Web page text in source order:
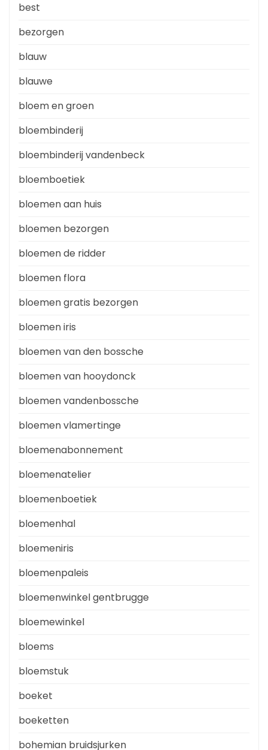
best
bezorgen
blauw
blauwe
bloem en groen
bloembinderij
bloembinderij vandenbeck
bloemboetiek
bloemen aan huis
bloemen bezorgen
bloemen de ridder
bloemen flora
bloemen gratis bezorgen
bloemen iris
bloemen van den bossche
bloemen van hooydonck
bloemen vandenbossche
bloemen vlamertinge
bloemenabonnement
bloemenatelier
bloemenboetiek
bloemenhal
bloemeniris
bloemenpaleis
bloemenwinkel gentbrugge
bloemewinkel
bloems
bloemstuk
boeket
boeketten
bohemian bruidsjurken